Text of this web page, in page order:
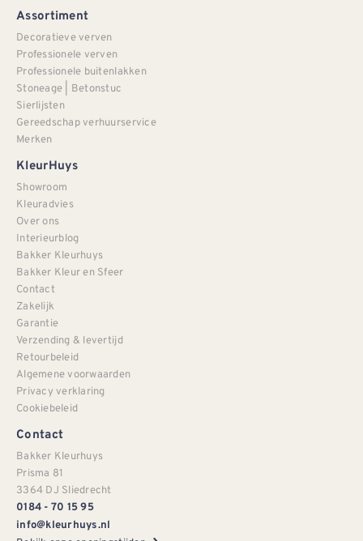
Assortiment
Decoratieve verven
Professionele verven
Professionele buitenlakken
Stoneage | Betonstuc
Sierlijsten
Gereedschap verhuurservice
Merken
KleurHuys
Showroom
Kleuradvies
Over ons
Interieurblog
Bakker Kleurhuys
Bakker Kleur en Sfeer
Contact
Zakelijk
Garantie
Verzending & levertijd
Retourbeleid
Algemene voorwaarden
Privacy verklaring
Cookiebeleid
Contact
Bakker Kleurhuys
Prisma 81
3364 DJ Sliedrecht
0184 - 70 15 95
info@kleurhuys.nl